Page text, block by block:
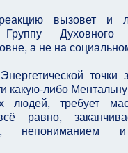
вызовет и
Группу
а не на
какую-либо
людей, требует
равно,
непониманием